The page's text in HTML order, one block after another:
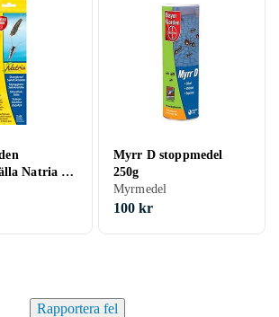
Natria 2-
Myrr D stoppmedel
250g
Myrmedel
100 kr
Rapportera fel